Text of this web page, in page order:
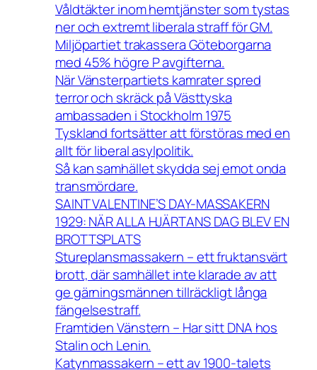
Våldtäkter inom hemtjänster som tystas
ner och extremt liberala straff för GM.
Miljöpartiet trakassera Göteborgarna
med 45% högre P avgifterna.
När Vänsterpartiets kamrater spred
terror och skräck på Västtyska
ambassaden i Stockholm 1975
Tyskland fortsätter att förstöras med en
allt för liberal asylpolitik.
Så kan samhället skydda sej emot onda
transmördare.
SAINT VALENTINE’S DAY-MASSAKERN
1929: NÄR ALLA HJÄRTANS DAG BLEV EN
BROTTSPLATS
Stureplansmassakern – ett fruktansvärt
brott, där samhället inte klarade av att
ge gärningsmännen tillräckligt långa
fängelsestraff.
Framtiden Vänstern – Har sitt DNA hos
Stalin och Lenin.
Katynmassakern – ett av 1900-talets